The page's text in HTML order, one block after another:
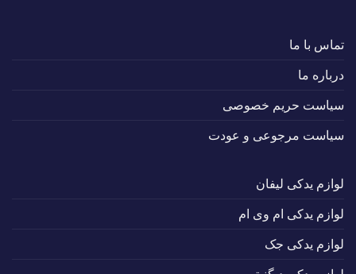
تماس با ما
درباره ما
سیاست حریم خصوصی
سیاست مرجوعی و عودت
لوازم یدکی لیفان
لوازم یدکی ام وی ام
لوازم یدکی جک